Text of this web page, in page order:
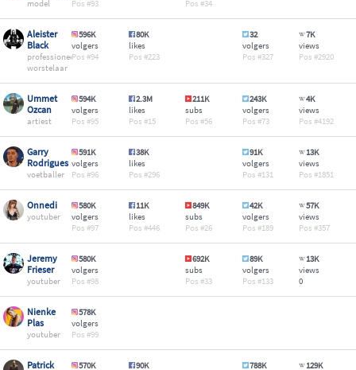
model
93
34
Aleister
Black
professioneel
worstelaar
596K
volgers
94
80K
likes
223
32
volgers
327
7K
views
2920
Ummet
Ozcan
artiest
594K
volgers
95
2.3M
likes
15
211K
subs
56
243K
volgers
73
4K
views
4192
Garry
Rodrigues
voetballer
591K
volgers
96
38K
likes
296
91K
volgers
131
13K
views
1851
Onnedi
youtuber
580K
volgers
97
11K
likes
446
849K
subs
26
42K
volgers
189
57K
views
357
Jeremy
Frieser
youtuber
580K
volgers
98
692K
subs
33
89K
volgers
133
13K
views
0
Nienke
Plas
youtuber
578K
volgers
99
Patrick 570K 90K 788K 129K